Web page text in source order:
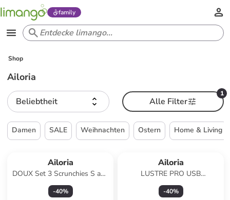
family
Shop
Ailoria
Beliebtheit
1
Alle Filter
Damen SALE Weihnachten Ostern Home & Living
Ailoria
DOUX Set 3 Scrunchies S aus
Seide in schwarz
-40%
Ailoria
LUSTRE PRO USB
Hornhautentferner in weiß
-40%